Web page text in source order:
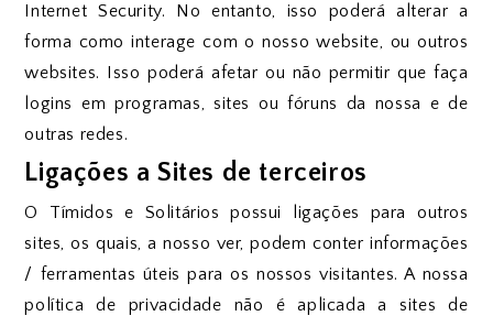
Internet Security. No entanto, isso poderá alterar a
forma como interage com o nosso website, ou outros
websites. Isso poderá afetar ou não permitir que faça
logins em programas, sites ou fóruns da nossa e de
outras redes.
Ligações a Sites de terceiros
O Tímidos e Solitários possui ligações para outros
sites, os quais, a nosso ver, podem conter informações
/ ferramentas úteis para os nossos visitantes. A nossa
política de privacidade não é aplicada a sites de